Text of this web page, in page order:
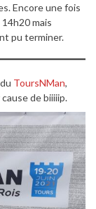
Encore une fois
mais
pu terminer.
ToursNMan,
de biiiiip.